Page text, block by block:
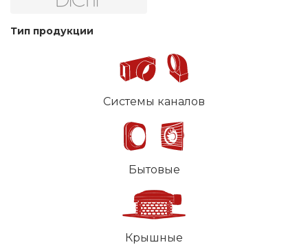
Тип продукции
Системы каналов
Бытовые
Крышные